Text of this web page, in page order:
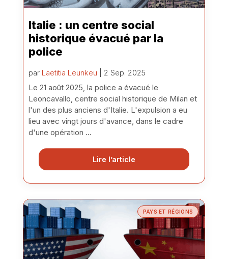
Italie : un centre social
historique évacué par la
police
par Laetitia Leunkeu | 2 Sep. 2025
Le 21 août 2025, la police a évacué le
Leoncavallo, centre social historique de Milan et
l'un des plus anciens d'Italie. L'expulsion a eu
lieu avec vingt jours d'avance, dans le cadre
d'une opération ...
Lire l’article
PAYS ET RÉGIONS